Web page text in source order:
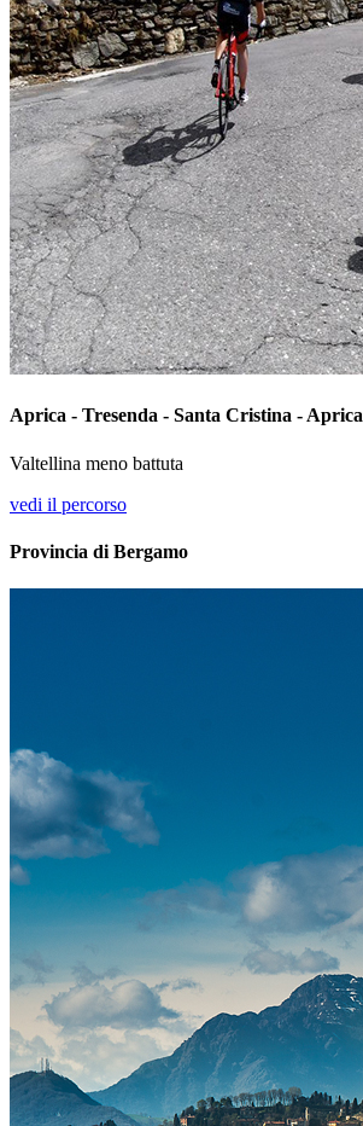
Aprica - Tresenda - Santa Cristina - Aprica
Valtellina meno battuta
vedi il percorso
Provincia di Bergamo